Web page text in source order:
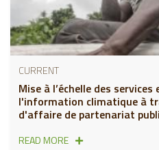
CURRENT
Mise à l’échelle des
l'information climatique à
d'affaire de partenariat
READ MORE